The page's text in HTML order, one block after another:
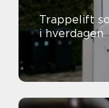
Trappelift
i hverdagen